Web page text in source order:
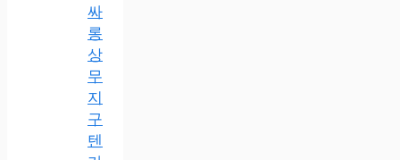
싸
롱
상
무
지
구
텐